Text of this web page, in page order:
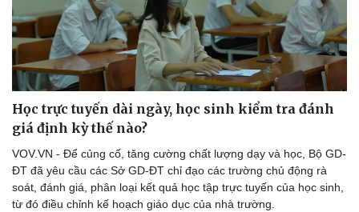
Doanh nghiệp
Doanh nghiệp 24h
Doanh nhân
Vì cộng đồng
Công nghệ
Tin Công nghệ
Chuyển đổi số
Học trực tuyến dài ngày, học sinh kiểm tra đánh
giá định kỳ thế nào?
VOV.VN - Để củng cố, tăng cường chất lượng dạy và học, Bộ GD-
ĐT đã yêu cầu các Sở GD-ĐT chỉ đạo các trường chủ động rà
soát, đánh giá, phân loại kết quả học tập trực tuyến của học sinh,
từ đó điều chỉnh kế hoạch giáo dục của nhà trường.